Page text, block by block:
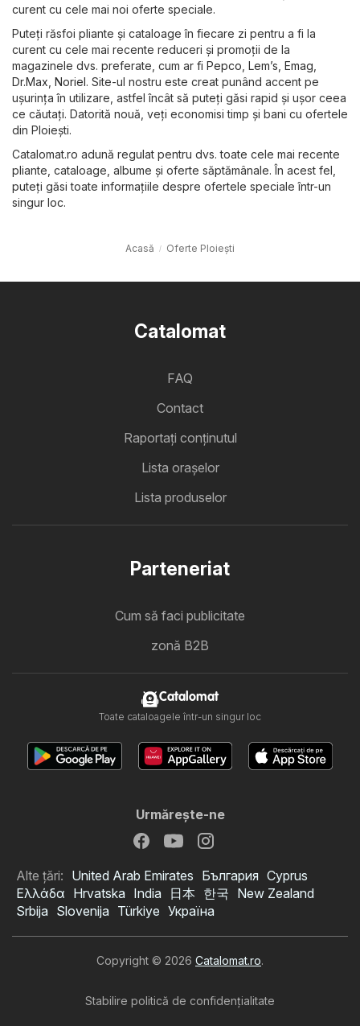
curent cu cele mai noi oferte speciale.
Puteți răsfoi pliante și cataloage în fiecare zi pentru a fi la
curent cu cele mai recente reduceri și promoții de la
magazinele dvs. preferate, cum ar fi Pepco Lem’s Emag
Dr.Max Noriel. Site-ul nostru este creat punând accent pe
ușurința în utilizare, astfel încât să puteți găsi rapid și ușor ceea
ce căutați. Datorită nouă, veți economisi timp și bani cu ofertele
din Ploiești.
Catalomat.ro adună regulat pentru dvs. toate cele mai recente
pliante, cataloage, albume și oferte săptămânale. În acest fel,
puteți găsi toate informațiile despre ofertele speciale într-un
singur loc.
Acasă Oferte Ploiești
Catalomat
FAQ
Contact
Raportați conținutul
Lista oraşelor
Lista produselor
Parteneriat
Cum să faci publicitate
zonă B2B
Catalomat
Toate cataloagele într-un singur loc
Urmăreşte-ne
Alte țări: United Arab Emirates България Cyprus
Ελλάδα Hrvatska India 日本 한국 New Zealand
Srbija Slovenija Türkiye Україна
Copyright © 2026 Catalomat.ro.
Stabilire politică de confidenţialitate